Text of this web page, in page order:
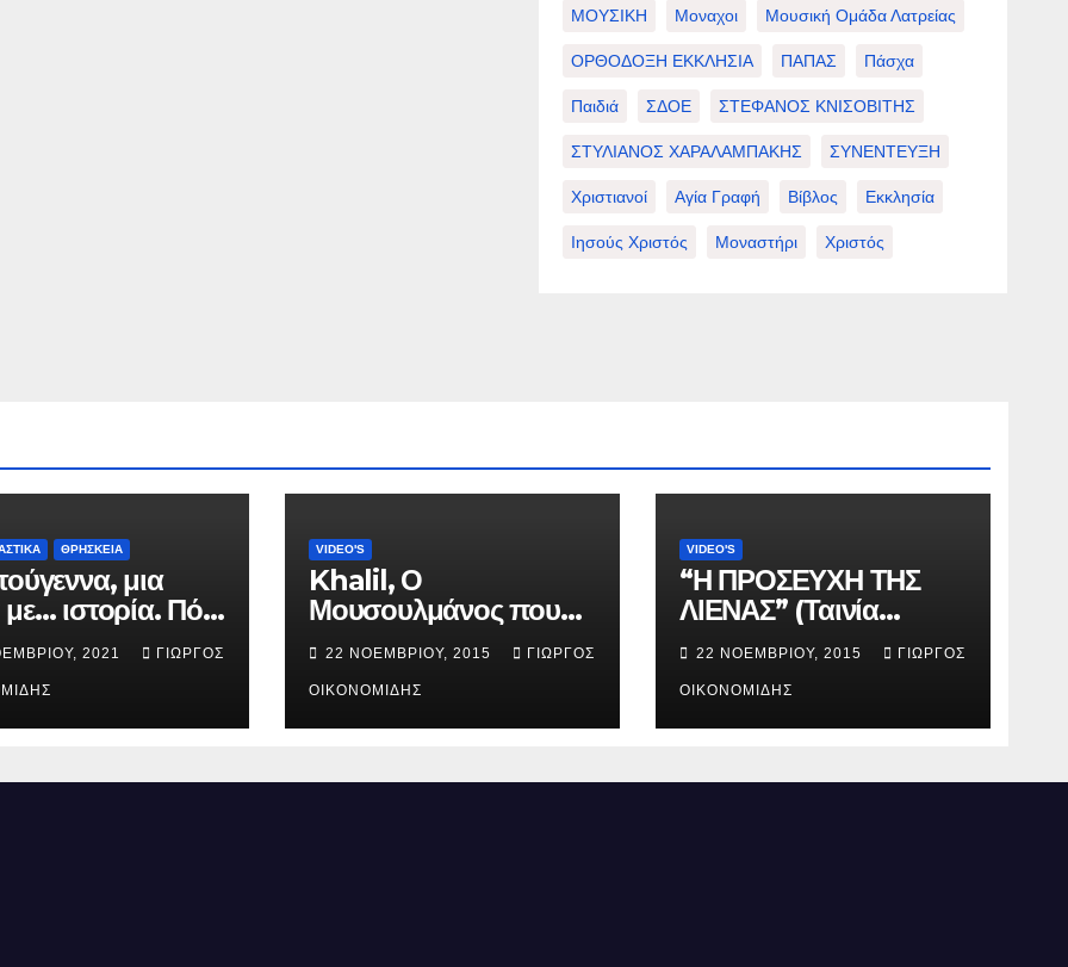
ΜΟΥΣΙΚΗ Μοναχοι Μουσική Ομάδα Λατρείας
ΟΡΘΟΔΟΞΗ ΕΚΚΛΗΣΙΑ ΠΑΠΑΣ Πάσχα
Παιδιά ΣΔΟΕ ΣΤΕΦΑΝΟΣ ΚΝΙΣΟΒΙΤΗΣ
ΣΤΥΛΙΑΝΟΣ ΧΑΡΑΛΑΜΠΑΚΗΣ ΣΥΝΕΝΤΕΥΞΗ
Χριστιανοί Αγία Γραφή Βίβλος Εκκλησία
Ιησούς Χριστός Μοναστήρι Χριστός
ΘΡΗΣΚΕΙΑ
μια
ιστορία. Πότε
ο Ιησούς
(Βίντεο).
2021 ΓΙΏΡΓΟΣ
VIDEO'S
Khalil, Ο
Μουσουλμάνος που
έγινε Χριστιανός.
22 ΝΟΕΜΒΡΊΟΥ, 2015 ΓΙΏΡΓΟΣ
ΟΙΚΟΝΟΜΊΔΗΣ
VIDEO'S
“Η ΠΡΟΣΕΥΧΗ ΤΗΣ
ΛΙΕΝΑΣ” (Ταινία
μικρού μήκους).
22 ΝΟΕΜΒΡΊΟΥ, 2015 ΓΙΏΡΓΟΣ
ΟΙΚΟΝΟΜΊΔΗΣ